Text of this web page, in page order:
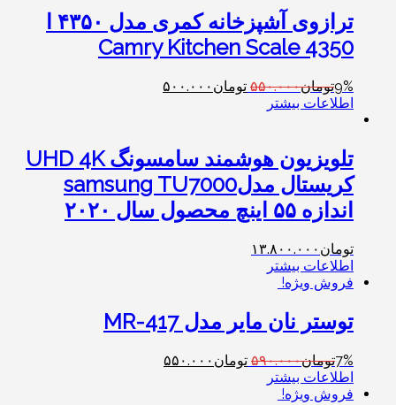
Camry Kitchen Scale 4350
9%تومان۵۵۰.۰۰۰ تومان ۵۰۰.۰۰۰
اطلاعات بیشتر
‎تلویزیون هوشمند سامسونگ UHD 4K
کریستال مدلsamsung TU7000
اندازه ۵۵ اینچ محصول سال ۲۰۲۰‎
تومان ۱۳.۸۰۰.۰۰۰
اطلاعات بیشتر
فروش ویژه!
توستر نان مایر مدل MR-417
7%تومان۵۹۰.۰۰۰ تومان ۵۵۰.۰۰۰
اطلاعات بیشتر
فروش ویژه!